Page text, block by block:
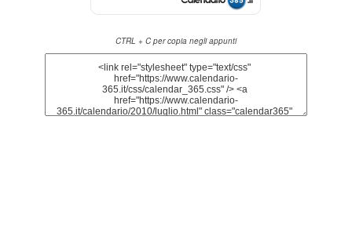
CTRL + C per copia negli appunti